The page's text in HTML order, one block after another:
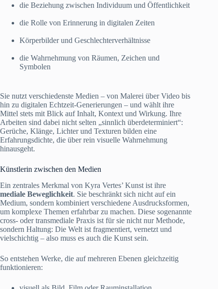
die Beziehung zwischen Individuum und Öffentlichkeit
die Rolle von Erinnerung in digitalen Zeiten
Körperbilder und Geschlechterverhältnisse
die Wahrnehmung von Räumen, Zeichen und
Symbolen
Sie nutzt verschiedenste Medien – von Malerei über Video bis
hin zu digitalen Echtzeit-Generierungen – und wählt ihre
Mittel stets mit Blick auf Inhalt, Kontext und Wirkung. Ihre
Arbeiten sind dabei nicht selten „sinnlich überdeterminiert“:
Gerüche, Klänge, Lichter und Texturen bilden eine
Erfahrungsdichte, die über rein visuelle Wahrnehmung
hinausgeht.
Künstlerin zwischen den Medien
Ein zentrales Merkmal von Kyra Vertes’ Kunst ist ihre
mediale Beweglichkeit. Sie beschränkt sich nicht auf ein
Medium, sondern kombiniert verschiedene Ausdrucksformen,
um komplexe Themen erfahrbar zu machen. Diese sogenannte
cross- oder transmediale Praxis ist für sie nicht nur Methode,
sondern Haltung: Die Welt ist fragmentiert, vernetzt und
vielschichtig – also muss es auch die Kunst sein.
So entstehen Werke, die auf mehreren Ebenen gleichzeitig
funktionieren: